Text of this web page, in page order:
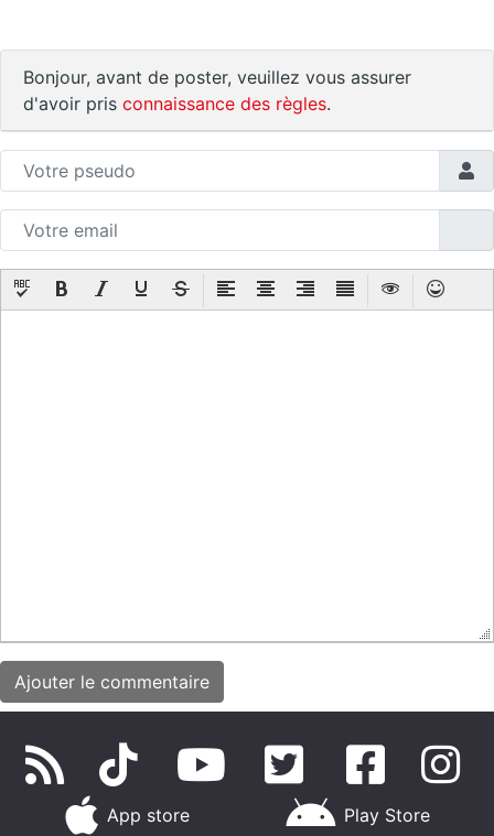
Bonjour, avant de poster, veuillez vous assurer
d'avoir pris connaissance des règles.
App store Play Store